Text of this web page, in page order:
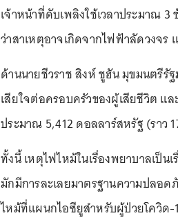
เจ้าหน้าที่ดับเพลิงใช้เวลาประมาณ 3
ว่าสาเหตุอาจเกิดจากไฟฟ้าลัดวงจร
ด้านนายชีวราช สิงห์ ชูฮัน มุขมนตรีรั
เสียใจต่อครอบครัวของผู้เสียชีวิต แ
ประมาณ 5,412 ดอลลาร์สหรัฐ (ราว
ทั้งนี้ เหตุไฟไหม้ในเรื่องพยาบาลเป็น
มักมีการละเลยมาตรฐานความปลอด
ไหม้ที่แผนกไอซียูสำหรับผู้ป่วยโควิด-